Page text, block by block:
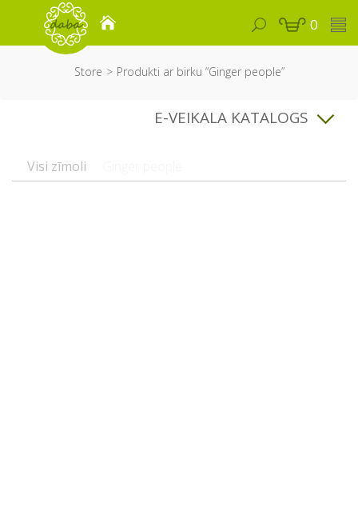
0
Store Produkti ar birku “Ginger people”
E-VEIKALA KATALOGS
Visi zīmoli